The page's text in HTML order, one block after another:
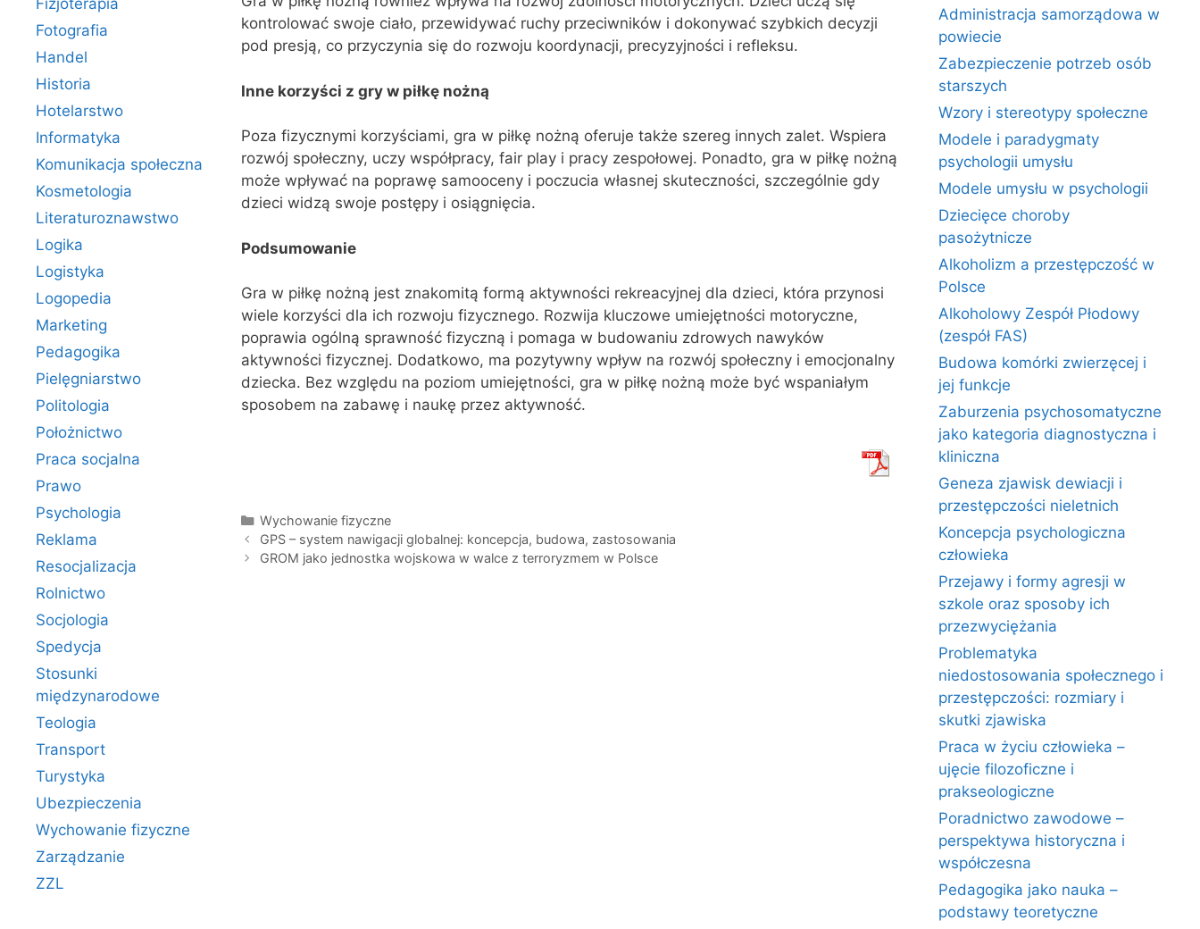
kontrolować swoje ciało, przewidywać ruchy przeciwników i dokonywać szybkich decyzji
pod presją, co przyczynia się do rozwoju koordynacji, precyzyjności i refleksu.
Inne korzyści z gry w piłkę nożną
Poza fizycznymi korzyściami, gra w piłkę nożną oferuje także szereg innych zalet. Wspiera
rozwój społeczny, uczy współpracy, fair play i pracy zespołowej. Ponadto, gra w piłkę nożną
może wpływać na poprawę samooceny i poczucia własnej skuteczności, szczególnie gdy
dzieci widzą swoje postępy i osiągnięcia.
Podsumowanie
Gra w piłkę nożną jest znakomitą formą aktywności rekreacyjnej dla dzieci, która przynosi
wiele korzyści dla ich rozwoju fizycznego. Rozwija kluczowe umiejętności motoryczne,
poprawia ogólną sprawność fizyczną i pomaga w budowaniu zdrowych nawyków
aktywności fizycznej. Dodatkowo, ma pozytywny wpływ na rozwój społeczny i emocjonalny
dziecka. Bez względu na poziom umiejętności, gra w piłkę nożną może być wspaniałym
sposobem na zabawę i naukę przez aktywność.
Kategorie
Wychowanie fizyczne
GPS – system nawigacji globalnej: koncepcja, budowa, zastosowania
GROM jako jednostka wojskowa w walce z terroryzmem w Polsce
Fizjoterapia
Fotografia
Handel
Historia
Hotelarstwo
Informatyka
Komunikacja społeczna
Kosmetologia
Literaturoznawstwo
Logika
Logistyka
Logopedia
Marketing
Pedagogika
Pielęgniarstwo
Politologia
Położnictwo
Praca socjalna
Prawo
Psychologia
Reklama
Resocjalizacja
Rolnictwo
Socjologia
Spedycja
Stosunki
międzynarodowe
Teologia
Transport
Turystyka
Ubezpieczenia
Wychowanie fizyczne
Zarządzanie
ZZL
Administracja samorządowa w
powiecie
Zabezpieczenie potrzeb osób
starszych
Wzory i stereotypy społeczne
Modele i paradygmaty
psychologii umysłu
Modele umysłu w psychologii
Dziecięce choroby
pasożytnicze
Alkoholizm a przestępczość w
Polsce
Alkoholowy Zespół Płodowy
(zespół FAS)
Budowa komórki zwierzęcej i
jej funkcje
Zaburzenia psychosomatyczne
jako kategoria diagnostyczna i
kliniczna
Geneza zjawisk dewiacji i
przestępczości nieletnich
Koncepcja psychologiczna
człowieka
Przejawy i formy agresji w
szkole oraz sposoby ich
przezwyciężania
Problematyka
niedostosowania społecznego i
przestępczości: rozmiary i
skutki zjawiska
Praca w życiu człowieka –
ujęcie filozoficzne i
prakseologiczne
Poradnictwo zawodowe –
perspektywa historyczna i
współczesna
Pedagogika jako nauka –
podstawy teoretyczne